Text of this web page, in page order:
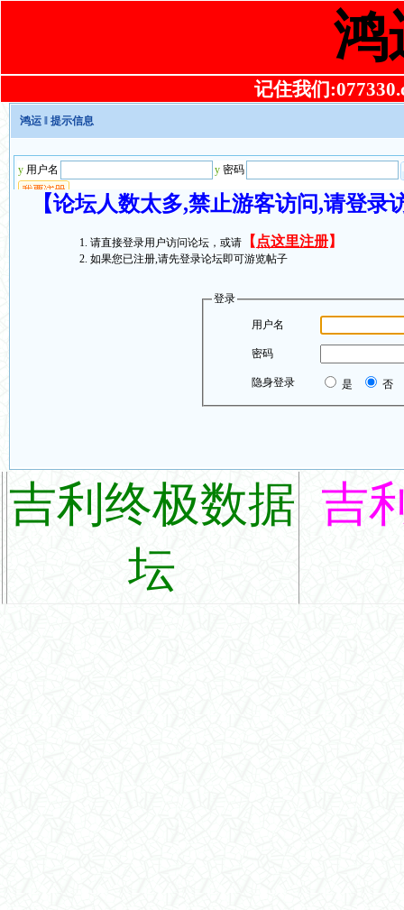
鸿
记住我们
鸿运 ‖ 提示信息
【论坛人数太多,禁止游客访问,请登
请直接登录用户访问论坛，或请 【 点这里注册】
如果您已注册,请先登录论坛即可游览帖子
登录
用户名
密码
隐身登录 是 否
吉利终极数据
坛
吉